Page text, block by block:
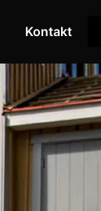
Kontakt